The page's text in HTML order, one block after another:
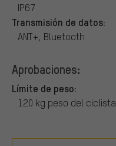
IP67
Transmisión de datos:
ANT+, Bluetooth
Aprobaciones:
Límite de peso:
120 kg peso del ciclista